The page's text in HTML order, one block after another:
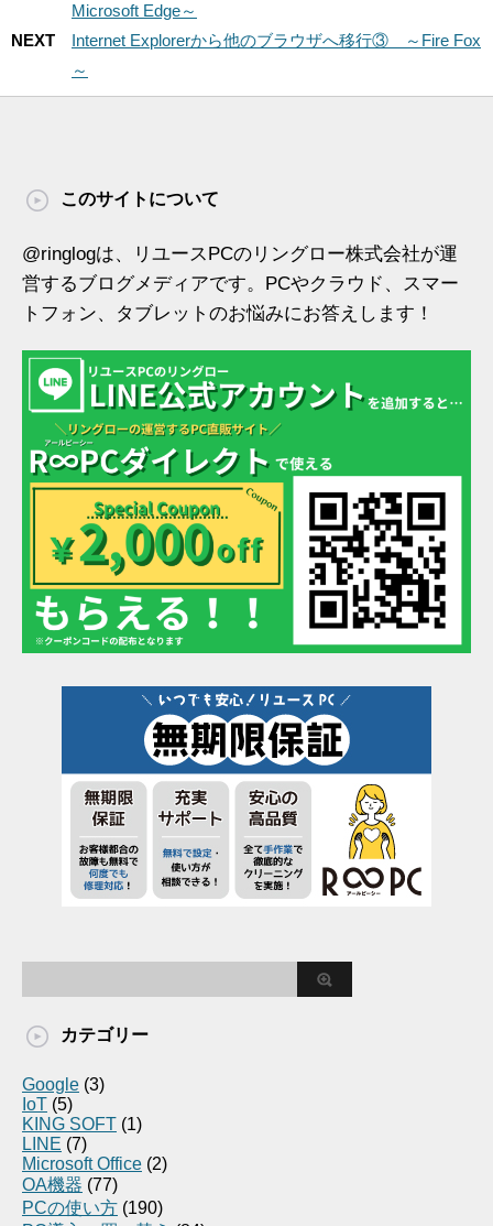
Microsoft Edge～
NEXT
Internet Explorerから他のブラウザへ移行③ ～Fire Fox
～
このサイトについて
@ringlogは、リユースPCのリングロー株式会社が運
営するブログメディアです。PCやクラウド、スマー
トフォン、タブレットのお悩みにお答えします！
カテゴリー
Google (3)
IoT (5)
KING SOFT (1)
LINE (7)
Microsoft Office (2)
OA機器 (77)
PCの使い方 (190)